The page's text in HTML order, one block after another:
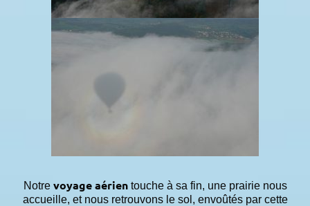
Notrevoyage aérientouche à sa fin, une prairie nous
accueille, et nous retrouvons le sol, envoûtés par cette